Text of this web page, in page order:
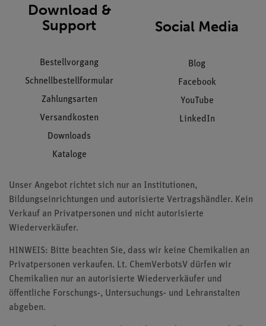
Download &
Support
Bestellvorgang
Schnellbestellformular
Zahlungsarten
Versandkosten
Downloads
Kataloge
Social Media
Blog
Facebook
YouTube
LinkedIn
Unser Angebot richtet sich nur an Institutionen,
Bildungseinrichtungen und autorisierte Vertragshändler. Kein
Verkauf an Privatpersonen und nicht autorisierte
Wiederverkäufer.
HINWEIS: Bitte beachten Sie, dass wir keine Chemikalien an
Privatpersonen verkaufen. Lt. ChemVerbotsV dürfen wir
Chemikalien nur an autorisierte Wiederverkäufer und
öffentliche Forschungs-, Untersuchungs- und Lehranstalten
abgeben.